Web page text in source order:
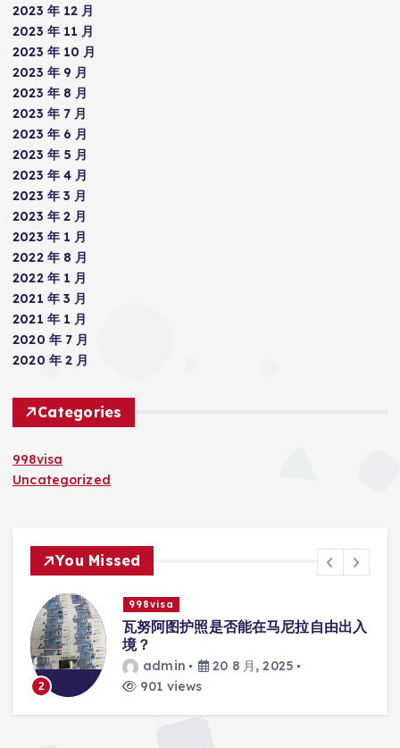
2023 年 12 月
2023 年 11 月
2023 年 10 月
2023 年 9 月
2023 年 8 月
2023 年 7 月
2023 年 6 月
2023 年 5 月
2023 年 4 月
2023 年 3 月
2023 年 2 月
2023 年 1 月
2022 年 8 月
2022 年 1 月
2021 年 3 月
2021 年 1 月
2020 年 7 月
2020 年 2 月
Categories
998visa
Uncategorized
You Missed
2
998visa
瓦努阿图护照是否能在马尼拉自由出入
境？
admin
20 8 月, 2025
901 views